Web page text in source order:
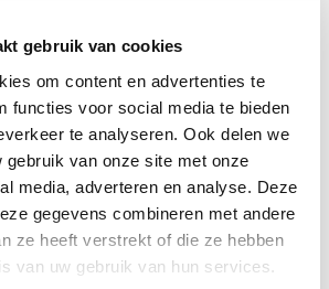
gebruik van cookies
om content en advertenties te
functies voor social media te bieden
te analyseren. Ook delen we
gebruik van onze site met onze
media, adverteren en analyse. Deze
gegevens combineren met andere
ze heeft verstrekt of die ze hebben
van uw gebruik van hun services.
en Schok